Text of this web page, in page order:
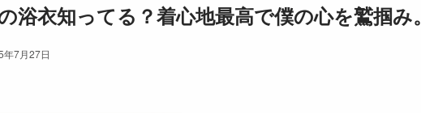
浴衣知ってる？着心地最高で僕の心を鷲掴み。
年7月27日